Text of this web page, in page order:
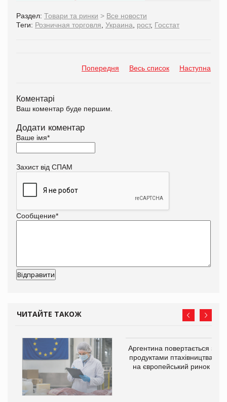
Раздел: Товари та ринки > Все новости
Теги: Розничная торговля Украина рост, Госстат
Попередня Весь список Наступна
Коментарі
Ваш коментар буде першим.
Додати коментар
Ваше імя*
Захист від СПАМ
Сообщение*
ЧИТАЙТЕ ТАКОЖ
Аргентина повертається з
продуктами птахівництва
на європейський ринок